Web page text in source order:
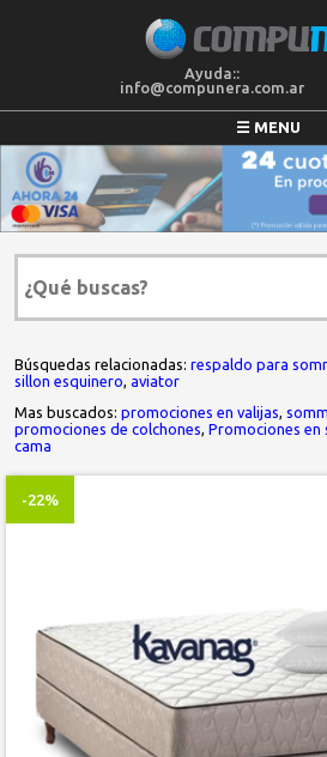
Ayuda::
info@compunera.com.ar
☰ MENU
COLCHONES
SILLONES
Búsquedas relacionadas: respaldo para
sillon esquinero aviator
Mas buscados: promociones en valijas,
promociones de colchones, Promociones en
cama
-22%